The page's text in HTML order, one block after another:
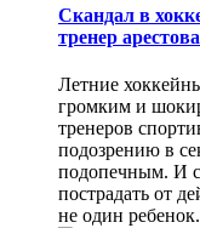
Скандал в
тренер
Летние
громким и
тренеров
подозрению в
подопечным. И
пострадать от
не один ребенок.